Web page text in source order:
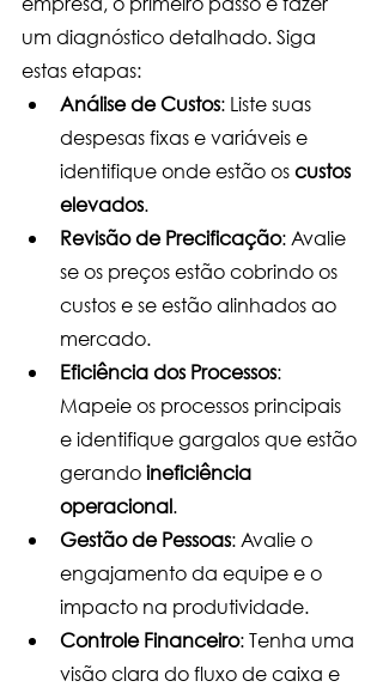
um diagnóstico detalhado. Siga
estas etapas:
Análise de Custos: Liste suas
despesas fixas e variáveis e
identifique onde estão os custos
elevados.
Revisão de Precificação: Avalie
se os preços estão cobrindo os
custos e se estão alinhados ao
mercado.
Eficiência dos Processos:
Mapeie os processos principais
e identifique gargalos que estão
gerando ineficiência
operacional.
Gestão de Pessoas: Avalie o
engajamento da equipe e o
impacto na produtividade.
Controle Financeiro: Tenha uma
visão clara do fluxo de caixa e